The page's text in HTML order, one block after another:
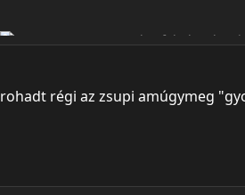
rohadt régi az zsupi amúgymeg